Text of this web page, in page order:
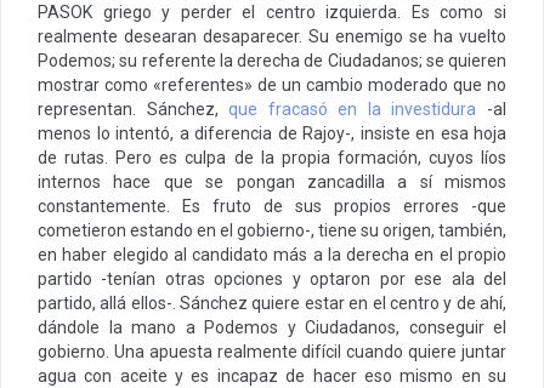
PASOK griego y perder el centro izquierda. Es como si
realmente desearan desaparecer. Su enemigo se ha vuelto
Podemos; su referente la derecha de Ciudadanos; se quieren
mostrar como «referentes» de un cambio moderado que no
representan. Sánchez,que fracasó en la investidura -al
menos lo intentó, a diferencia de Rajoy-, insiste en esa hoja
de rutas. Pero es culpa de la propia formación, cuyos líos
internos hace que se pongan zancadilla a sí mismos
constantemente. Es fruto de sus propios errores -que
cometieron estando en el gobierno-, tiene su origen, también,
en haber elegido al candidato más a la derecha en el propio
partido -tenían otras opciones y optaron por ese ala del
partido, allá ellos-. Sánchez quiere estar en el centro y de ahí,
dándole la mano a Podemos y Ciudadanos, conseguir el
gobierno. Una apuesta realmente difícil cuando quiere juntar
agua con aceite y es incapaz de hacer eso mismo en su